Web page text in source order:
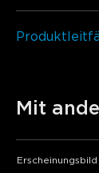
Mit
Erscheinungsbild